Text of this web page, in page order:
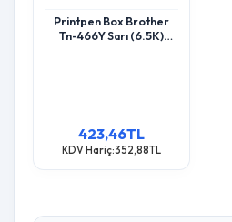
Printpen Box Brother
Tn-466Y Sarı (6.5K)
423,46TL
KDV Hariç:352,88TL